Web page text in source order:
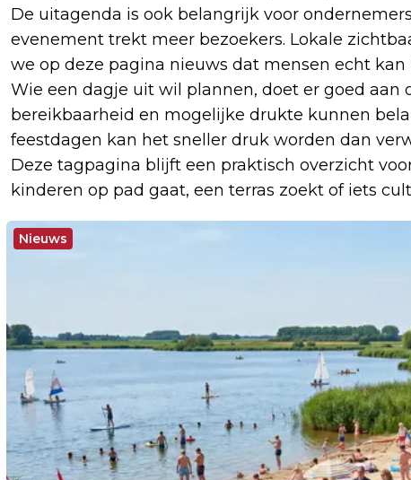
De uitagenda is ook belangrijk voor
evenement trekt meer bezoekers. Lokale
we op deze pagina nieuws dat mensen echt
Wie een dagje uit wil plannen, doet er goed aan
bereikbaarheid en mogelijke drukte kunnen
feestdagen kan het sneller druk worden dan
Deze tagpagina blijft een praktisch overzicht
kinderen op pad gaat, een terras zoekt of iets
Nieuws